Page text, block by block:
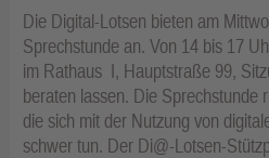
Die Digital-Lotsen bieten am
Sprechstunde an. Von 14 bis 17
im Rathaus I, Hauptstraße 99,
beraten lassen. Die Sprechstunde
die sich mit der Nutzung von
schwer tun. Der Di@-Lotsen-